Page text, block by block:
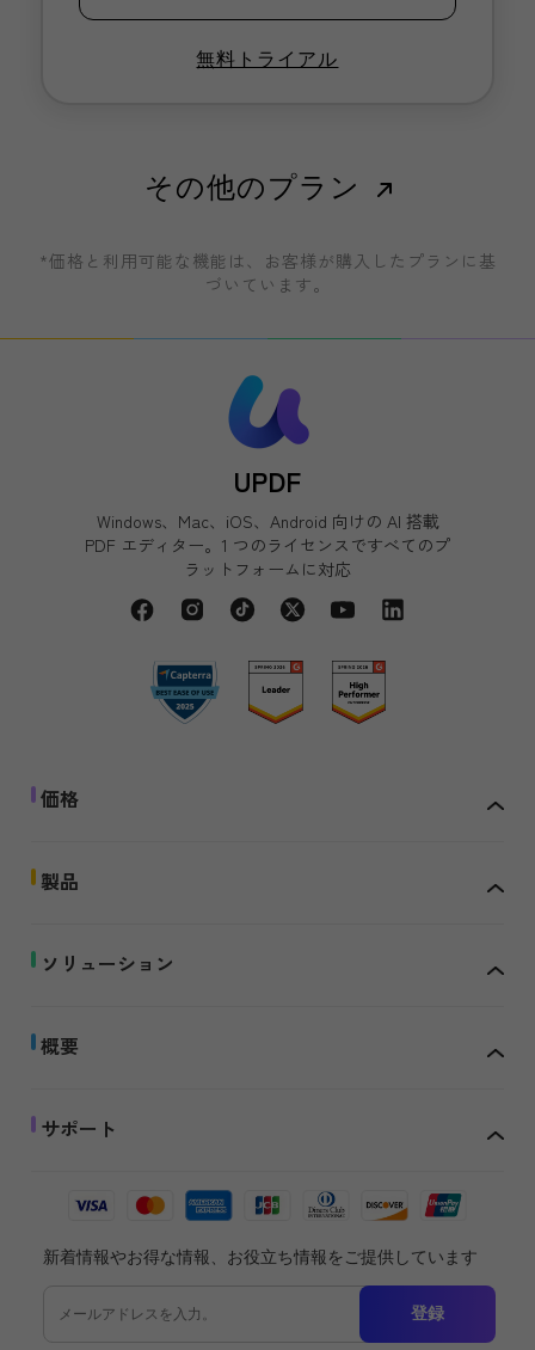
無料トライアル
その他のプラン
*価格と利用可能な機能は、お客様が購入したプランに基
づいています。
UPDF
Windows、Mac、iOS、Android 向けの AI 搭載
PDF エディター。1 つのライセンスですべてのプ
ラットフォームに対応
価格
製品
ソリューション
概要
サポート
新着情報やお得な情報、お役立ち情報をご提供しています
登録